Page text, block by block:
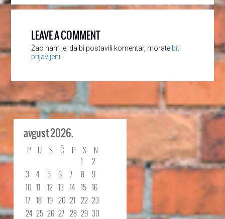
LEAVE A COMMENT
Žao nam je, da bi postavili komentar, morate biti
prijavljeni.
avgust 2026.
P U S Č P S
N
1
2
3
4 5 6 7 8
9
10 11 12 13 14 15 16
17 18 19 20 21 22 23
24 25 26 27 28 29 30